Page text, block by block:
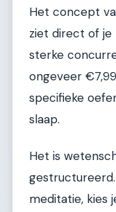
Het concept
ziet direct of je
sterke
ongeveer
specifieke
slaap.
Het is
meditatie, kies